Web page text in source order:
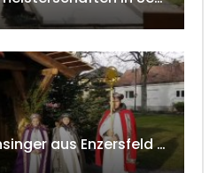
Grüße der Sternsinger aus Enzersfeld – Klein-Engersdorf 2021 w4tv169